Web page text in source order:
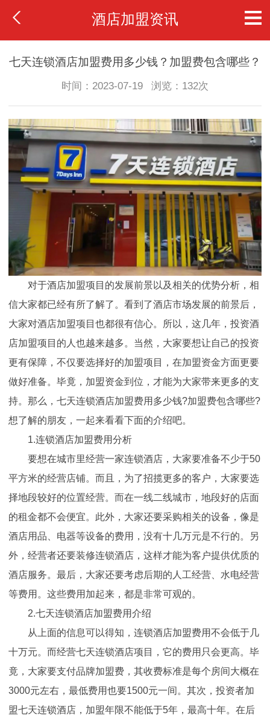
酒店加盟资讯
七天连锁酒店加盟费用多少钱？加盟费包含哪些？
时间：2023-07-19 浏览：132次
对于酒店加盟项目的发展前景以及相关的优势分析，相
信大家都已经有所了解了。看到了酒店市场发展的前景后，
大家对酒店加盟项目也都很有信心。所以，这几年，投资酒
店加盟项目的人也越来越多。当然，大家要想让自己的投资
更有保障，不仅要选择好的加盟项目，在加盟资金方面更要
做好准备。毕竟，加盟资金到位，才能为大家带来更多的支
持。那么，七天连锁酒店加盟费用多少钱?加盟费包含哪些?
想了解的朋友，一起来看看下面的介绍吧。
1.连锁酒店加盟费用分析
要想在城市里经营一家连锁酒店，大家要准备不少于50
平方米的经营店铺。而且，为了招揽更多的客户，大家要选
择地段较好的位置经营。而在一线二线城市，地段好的店面
的租金都不会便宜。此外，大家还要采购相关的设备，像是
酒店用品、电器等设备的费用，没有十几万元是不行的。另
外，经营者还要装修连锁酒店，这样才能为客户提供优质的
酒店服务。最后，大家还要考虑后期的人工经营、水电经营
等费用。这些费用加起来，都是非常可观的。
2.七天连锁酒店加盟费用介绍
从上面的信息可以得知，连锁酒店加盟费用不会低于几
十万元。而经营七天连锁酒店项目，它的费用只会更高。毕
竟，大家要支付品牌加盟费，其收费标准是每个房间大概在
3000元左右，最低费用也要1500元一间。其次，投资者加
盟七天连锁酒店，加盟年限不能低于5年，最高十年。在后